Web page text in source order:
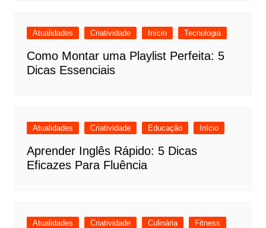
Atualidades Criatividade Início Tecnologia
Como Montar uma Playlist Perfeita: 5
Dicas Essenciais
Atualidades Criatividade Educação Início
Aprender Inglês Rápido: 5 Dicas
Eficazes Para Fluência
Atualidades Criatividade Culinária
Fitness